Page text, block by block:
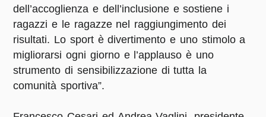
dell’accoglienza e dell’inclusione e sostiene i
ragazzi e le ragazze nel raggiungimento dei
risultati. Lo sport è divertimento e uno stimolo a
migliorarsi ogni giorno e l’applauso è uno
strumento di sensibilizzazione di tutta la
comunità sportiva”.